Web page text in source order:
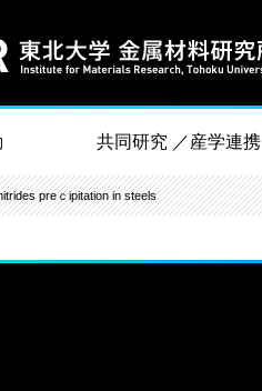
共同研究 ／産学連携
preｃipitation in steels